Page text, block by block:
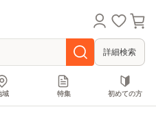
詳細検索
域 特集 初めての方